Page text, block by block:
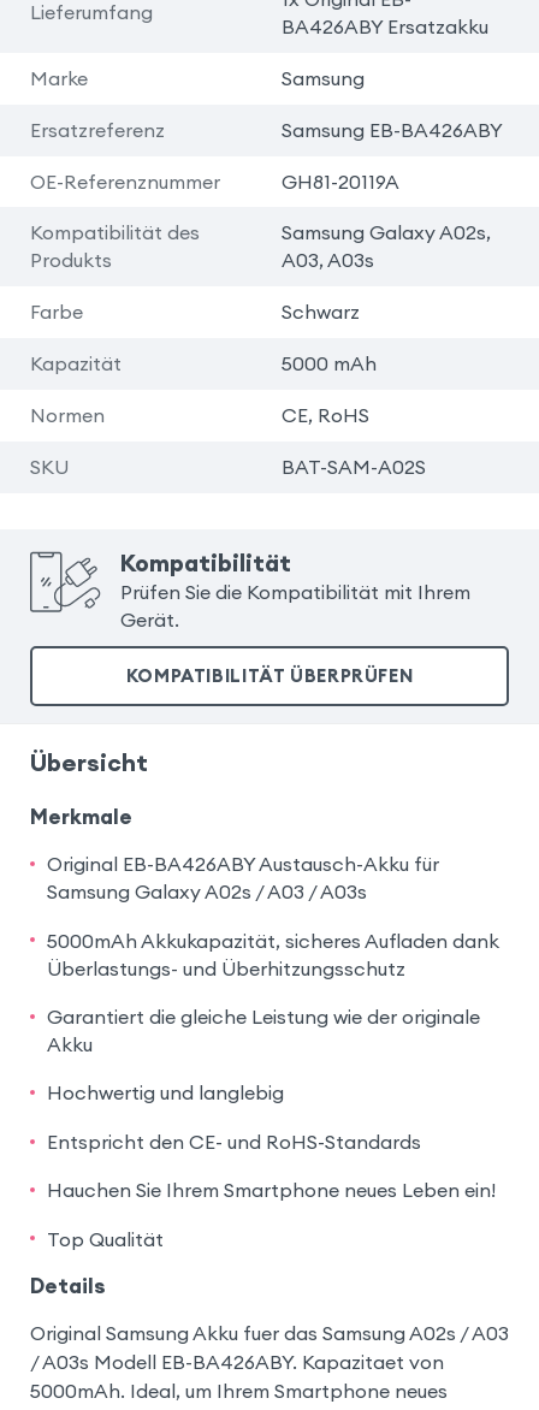
Lieferumfang
BA426ABY Ersatzakku
Marke Samsung
Ersatzreferenz Samsung EB-BA426ABY
OE-Referenznummer GH81-20119A
Kompatibilität des
Produkts
Samsung Galaxy A02s,
A03, A03s
Farbe Schwarz
Kapazität 5000 mAh
Normen CE, RoHS
SKU BAT-SAM-A02S
Kompatibilität
Prüfen Sie die Kompatibilität mit Ihrem
Gerät.
KOMPATIBILITÄT ÜBERPRÜFEN
Übersicht
Merkmale
Original EB-BA426ABY Austausch-Akku für
Samsung Galaxy A02s / A03 / A03s
5000mAh Akkukapazität, sicheres Aufladen dank
Überlastungs- und Überhitzungsschutz
Garantiert die gleiche Leistung wie der originale
Akku
Hochwertig und langlebig
Entspricht den CE- und RoHS-Standards
Hauchen Sie Ihrem Smartphone neues Leben ein!
Top Qualität
Details
Original Samsung Akku fuer das Samsung A02s / A03
/ A03s Modell EB-BA426ABY. Kapazitaet von
5000mAh. Ideal, um Ihrem Smartphone neues